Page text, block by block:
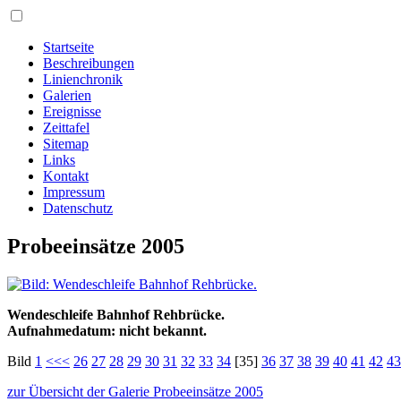
Startseite
Beschreibungen
Linienchronik
Galerien
Ereignisse
Zeittafel
Sitemap
Links
Kontakt
Impressum
Datenschutz
Probeeinsätze 2005
Wendeschleife Bahnhof Rehbrücke.
Aufnahmedatum: nicht bekannt.
Bild 1 <<< 26 27 28 29 30 31 32 33 34 [35] 36 37 38 39 40 41 42 43
zur Übersicht der Galerie Probeeinsätze 2005